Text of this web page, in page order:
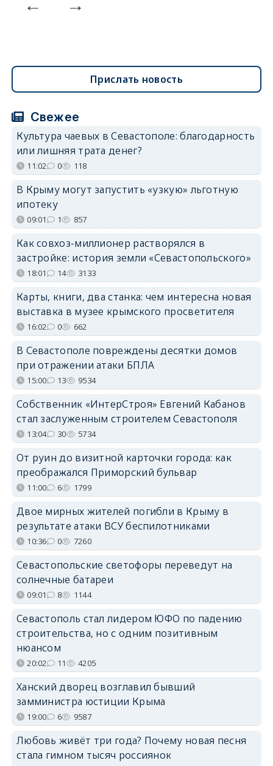
Прислать новость
Свежее
Культура чаевых в Севастополе: благодарность
или лишняя трата денег?
11:02 0 118
В Крыму могут запустить «узкую» льготную
ипотеку
09:01 1 857
Как совхоз-миллионер растворялся в
застройке: история земли «Севастопольского»
18:01 14 3133
Карты, книги, два станка: чем интересна новая
выставка в музее крымского просветителя
16:02 0 662
В Севастополе повреждены десятки домов
при отражении атаки БПЛА
15:00 13 9534
Собственник «ИнтерСтроя» Евгений Кабанов
стал заслуженным строителем Севастополя
13:04 30 5734
От руин до визитной карточки города: как
преображался Приморский бульвар
11:00 6 1799
Двое мирных жителей погибли в Крыму в
результате атаки ВСУ беспилотниками
10:36 0 7260
Севастопольские светофоры переведут на
солнечные батареи
09:01 8 1144
Севастополь стал лидером ЮФО по падению
строительства, но с одним позитивным
нюансом
20:02 11 4205
Ханский дворец возглавил бывший
замминистра юстиции Крыма
19:00 6 9587
Любовь живёт три года? Почему новая песня
стала гимном тысяч россиянок